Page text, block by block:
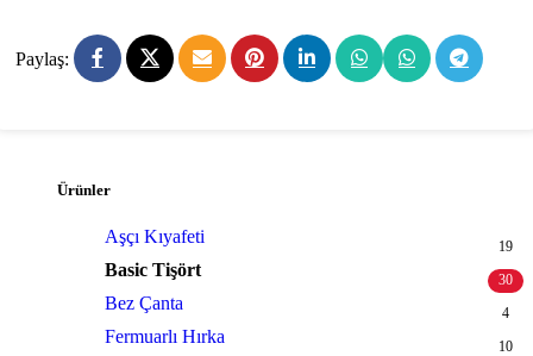
Paylaş:
Ürünler
Aşçı Kıyafeti 19
Basic Tişört 30
Bez Çanta 4
Fermuarlı Hırka 10